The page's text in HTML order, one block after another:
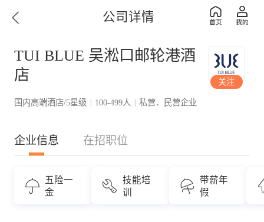
公司详情
TUI BLUE 吴淞口邮轮港酒
店
国内高端酒店/5星级 | 100-499人 | 私营．民营企业
关注
企业信息 在招职位
五险一
金
技能培
训
带薪年
假